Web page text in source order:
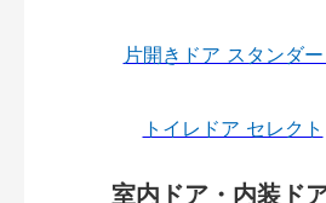
片開きドア スタンダー
トイレドア セレクト
室内ドア・内装ド